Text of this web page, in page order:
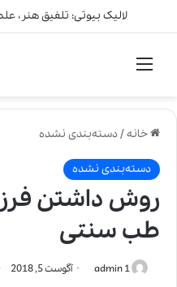
لالیک بیوتی: تلفیق هنر،
منو
خانه/دسته‌بندی نشده
دسته‌بندی نشده
روش داشتن
طب سنتی
admin 1 آگوست 5, 2018